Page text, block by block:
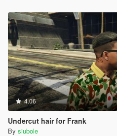
4.06
Undercut hair for Frank
By siubole